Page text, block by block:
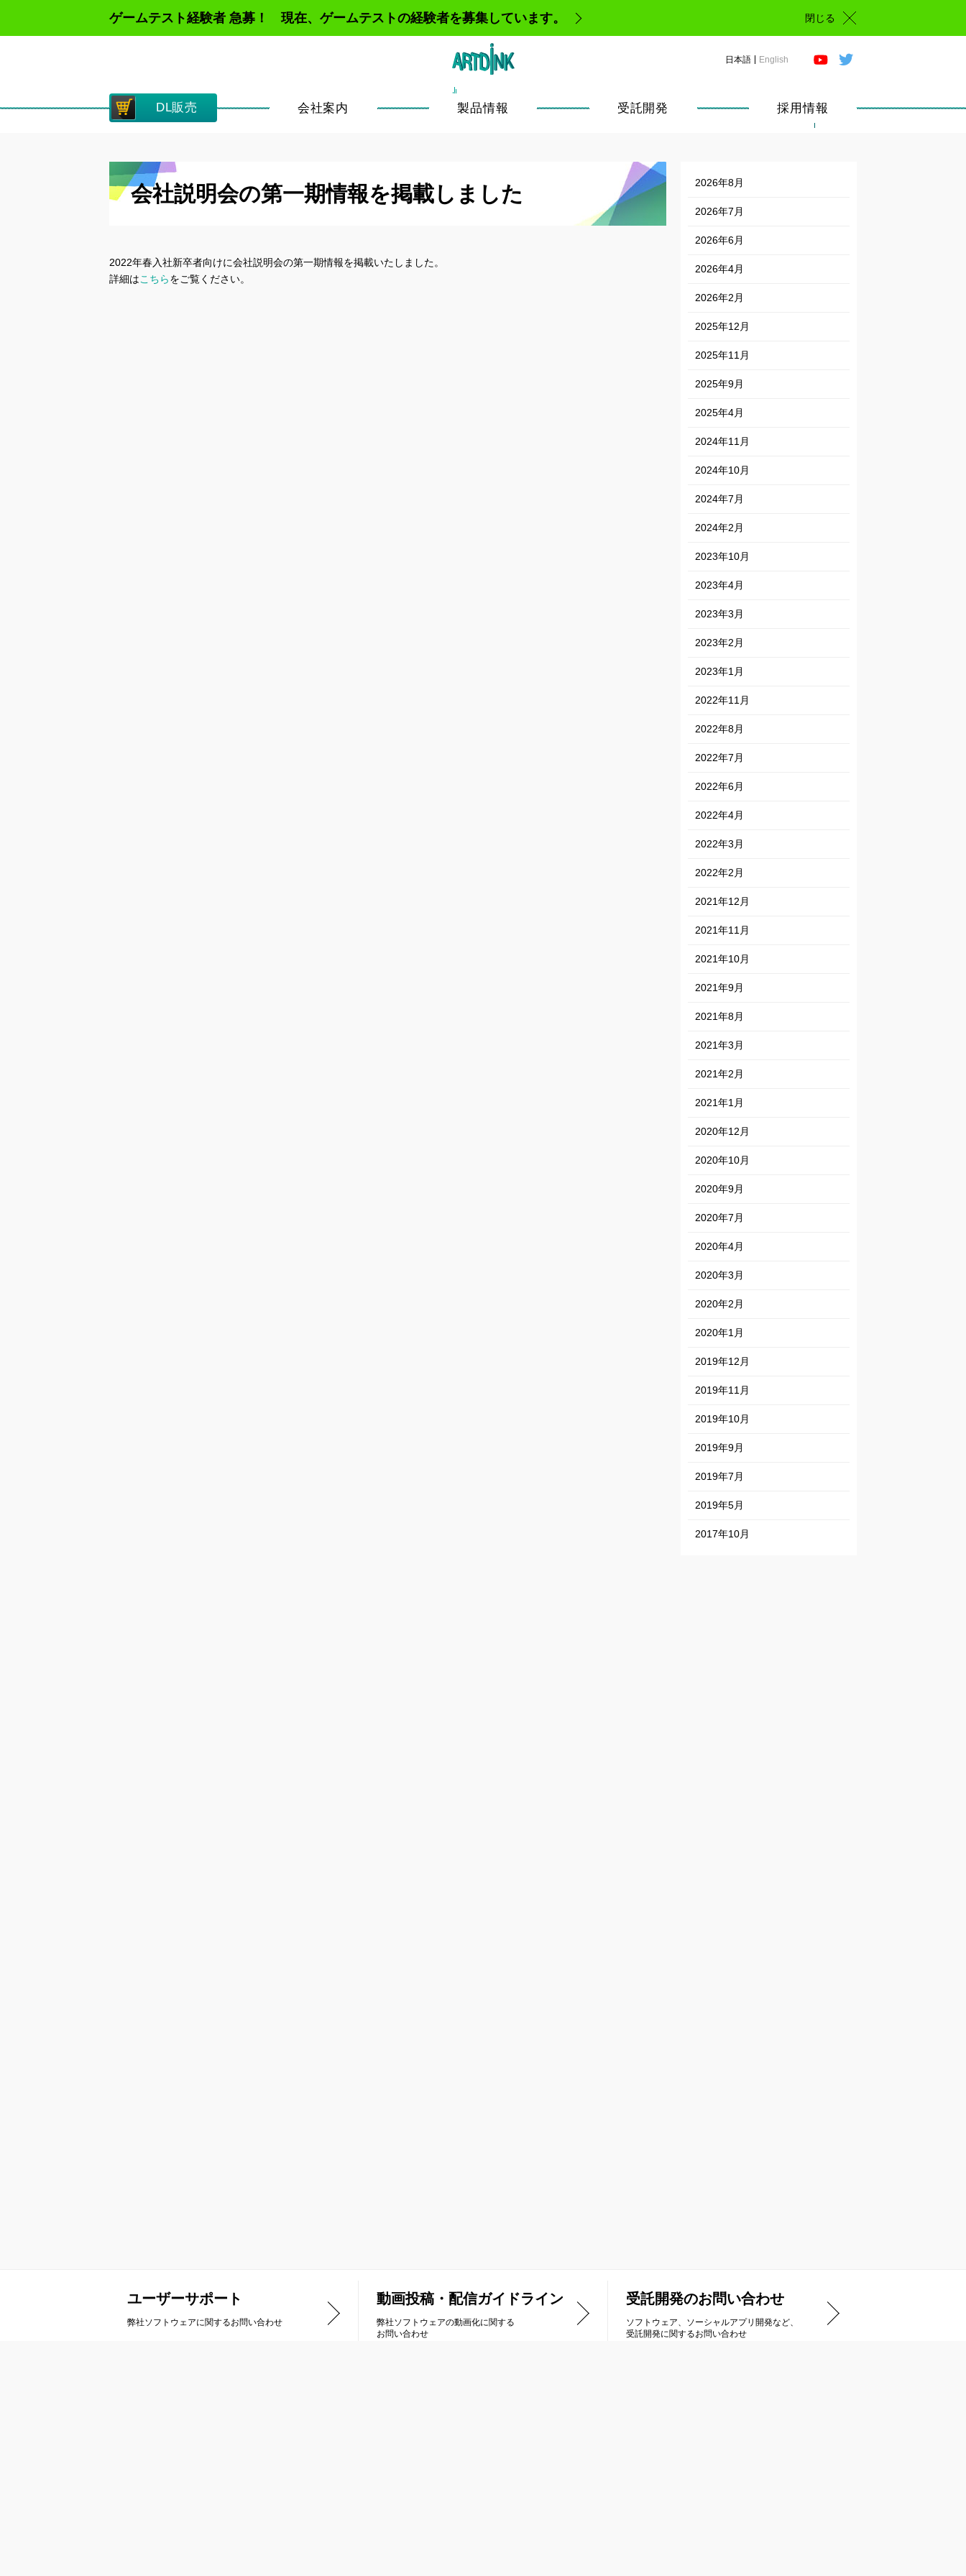
ゲームテスト経験者 急募！ 現在、ゲームテストの経験者を募集しています。 閉じる
日本語 English
DL販売 会社案内 製品情報 受託開発 採用情報
会社説明会の第一期情報を掲載しました
2022年春入社新卒者向けに会社説明会の第一期情報を掲載いたしました。
詳細はこちらをご覧ください。
2026年8月
2026年7月
2026年6月
2026年4月
2026年2月
2025年12月
2025年11月
2025年9月
2025年4月
2024年11月
2024年10月
2024年7月
2024年2月
2023年10月
2023年4月
2023年3月
2023年2月
2023年1月
2022年11月
2022年8月
2022年7月
2022年6月
2022年4月
2022年3月
2022年2月
2021年12月
2021年11月
2021年10月
2021年9月
2021年8月
2021年3月
2021年2月
2021年1月
2020年12月
2020年10月
2020年9月
2020年7月
2020年4月
2020年3月
2020年2月
2020年1月
2019年12月
2019年11月
2019年10月
2019年9月
2019年7月
2019年5月
2017年10月
ユーザーサポート
弊社ソフトウェアに関するお問い合わせ
動画投稿・配信ガイドライン
弊社ソフトウェアの動画化に関する
お問い合わせ
受託開発のお問い合わせ
ソフトウェア、ソーシャルアプリ開発など、
受託開発に関するお問い合わせ